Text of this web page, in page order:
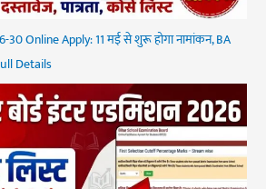
30 Online Apply: 11 मई से शुरू होगा नामांकन, BA
Details